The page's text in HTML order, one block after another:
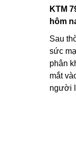
KTM
hôm
Sau
sức
phân
mắt
người